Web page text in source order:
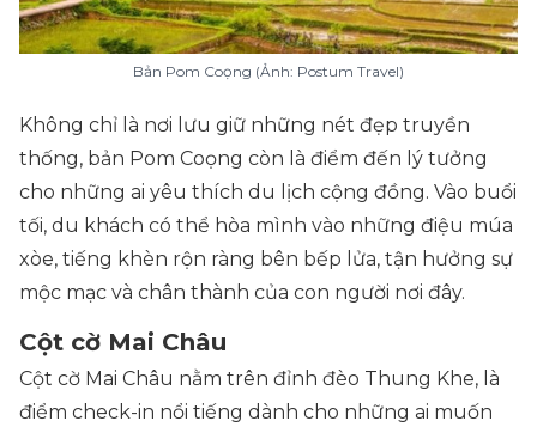
Bản Pom Coọng (Ảnh: Postum Travel)
Không chỉ là nơi lưu giữ những nét đẹp truyền
thống, bản Pom Coọng còn là điểm đến lý tưởng
cho những ai yêu thích du lịch cộng đồng. Vào buổi
tối, du khách có thể hòa mình vào những điệu múa
xòe, tiếng khèn rộn ràng bên bếp lửa, tận hưởng sự
mộc mạc và chân thành của con người nơi đây.
Cột cờ Mai Châu
Cột cờ Mai Châu nằm trên đỉnh đèo Thung Khe, là
điểm check-in nổi tiếng dành cho những ai muốn